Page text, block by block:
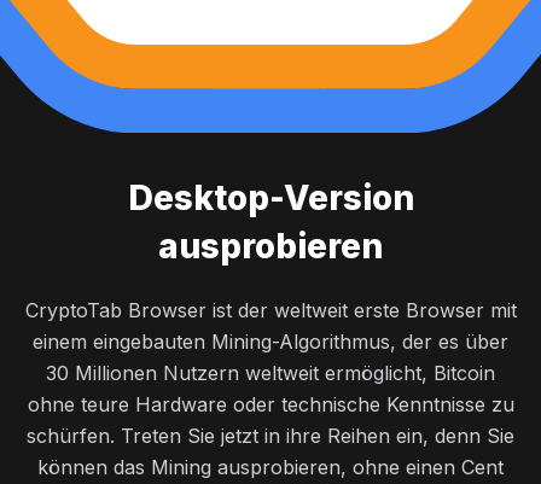
Desktop-Version
ausprobieren
CryptoTab Browser ist der weltweit erste Browser mit
einem eingebauten Mining-Algorithmus, der es über
30 Millionen Nutzern weltweit ermöglicht, Bitcoin
ohne teure Hardware oder technische Kenntnisse zu
schürfen. Treten Sie jetzt in ihre Reihen ein, denn Sie
können das Mining ausprobieren, ohne einen Cent